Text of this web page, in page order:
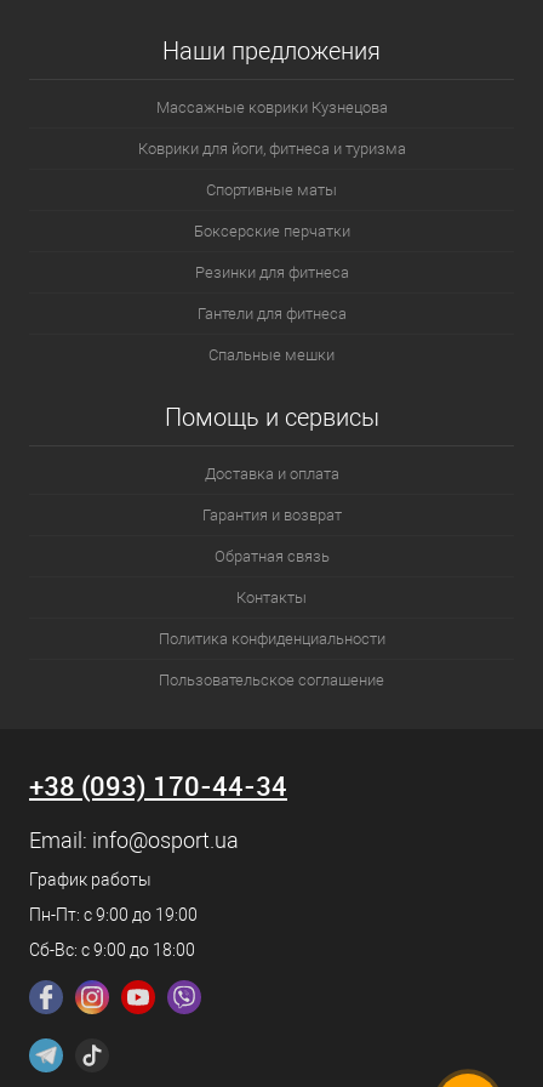
Наши предложения
Массажные коврики Кузнецова
Коврики для йоги, фитнеса и туризма
Спортивные маты
Боксерские перчатки
Резинки для фитнеса
Гантели для фитнеса
Спальные мешки
Помощь и сервисы
Доставка и оплата
Гарантия и возврат
Обратная связь
Контакты
Политика конфиденциальности
Пользовательское соглашение
+38 (093) 170-44-34
Email: info@osport.ua
График работы
Пн-Пт: с 9:00 до 19:00
Сб-Вс: с 9:00 до 18:00